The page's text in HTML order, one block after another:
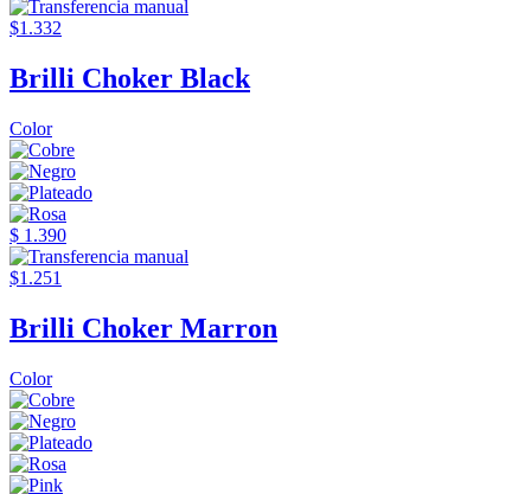
$1.332
Brilli Choker Black
Color
$ 1.390
$1.251
Brilli Choker Marron
Color